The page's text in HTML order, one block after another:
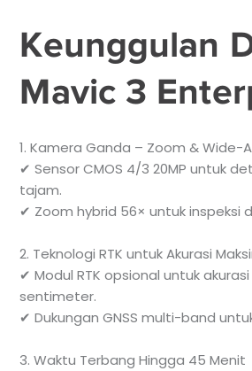
Keunggulan
Mavic 3
1. Kamera Ganda – Zoom & Wide-
✔ Sensor CMOS 4/3 20MP untuk
tajam.
✔ Zoom hybrid 56× untuk inspeksi
2. Teknologi RTK untuk Akurasi
✔ Modul RTK opsional untuk
sentimeter.
✔ Dukungan GNSS multi-band
3. Waktu Terbang Hingga 45 Menit